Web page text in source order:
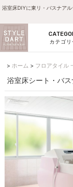
浴室床DIYに東リ・バスナア
カテゴリ
ホーム フロアタイル
浴室床シート・バス